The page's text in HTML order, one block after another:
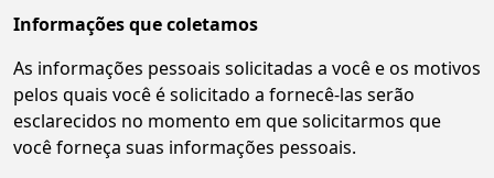
Informações que coletamos
As informações pessoais solicitadas a você e os motivos
pelos quais você é solicitado a fornecê-las serão
esclarecidos no momento em que solicitarmos que
você forneça suas informações pessoais.